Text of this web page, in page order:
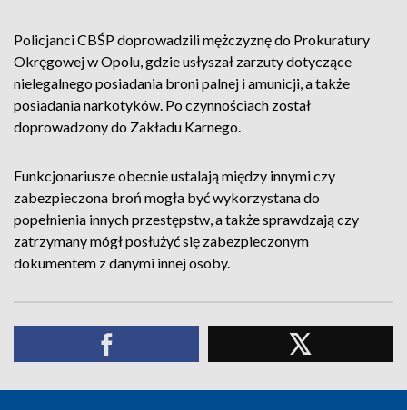
Policjanci CBŚP doprowadzili mężczyznę do Prokuratury
Okręgowej w Opolu, gdzie usłyszał zarzuty dotyczące
nielegalnego posiadania broni palnej i amunicji, a także
posiadania narkotyków. Po czynnościach został
doprowadzony do Zakładu Karnego.
Funkcjonariusze obecnie ustalają między innymi czy
zabezpieczona broń mogła być wykorzystana do
popełnienia innych przestępstw, a także sprawdzają czy
zatrzymany mógł posłużyć się zabezpieczonym
dokumentem z danymi innej osoby.